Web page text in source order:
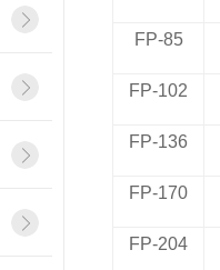
FP-85
FP-102
FP-136
FP-170
FP-204